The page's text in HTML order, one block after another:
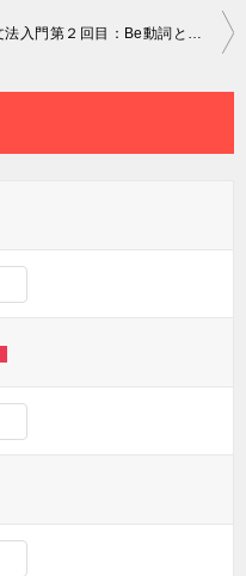
文法入門第２回目：Be動詞と動詞の疑問文と否定文